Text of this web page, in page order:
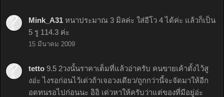
Mink_A31 หนาประมาณ 3 มิลค่ะ ใส่อีโว 4 ได้ค่ะ แล้วก็เป็น
5 รู 114.3 ค่ะ
15 มีนาคม 2009
tetto 9.5 2วงนั้นราคาเต็มที่แล้วอ่าครับ คนขายเค้าตั้งไว้สู
งอ่ะ ไงรอก่อนไว้เด่วถ้าเจอวงเดียว/ถูกกว่านี้จะจัดมาให้อีก
อดทนรอไปก่อนนะ อิอิ เด่วหาให้ครับว่าแต่ของที่มีอยู่อ่ะ